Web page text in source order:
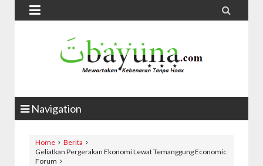
 
Navigation
Home
Berita
Geliatkan Pergerakan Ekonomi Lewat Temanggung Economic
Forum